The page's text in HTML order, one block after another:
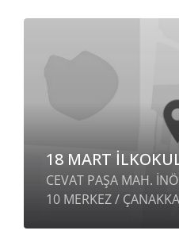
18 MART
CEVAT PAŞA MAH.
10 MERKEZ /